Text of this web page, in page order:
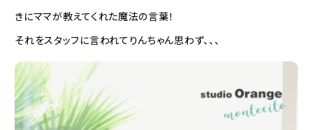
きにママが教えてくれた魔法の言葉！
それをスタッフに言われてりんちゃん思わず、、、